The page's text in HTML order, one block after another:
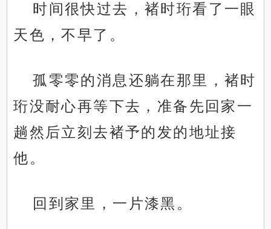
时间很快过去，褚时珩看了一眼
天色，不早了。
孤零零的消息还躺在那里，褚时
珩没耐心再等下去，准备先回家一
趟然后立刻去褚予的发的地址接
他。
回到家里，一片漆黑。